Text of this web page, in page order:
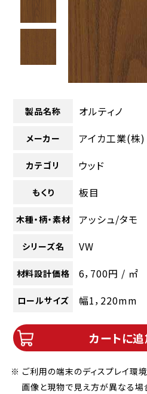
製品名称 オルティノ
メーカー アイカ工業(株)
カテゴリ ウッド
もくり 板目
木種・柄・素材 アッシュ/タモ
シリーズ名 VW
材料設計価格 6，700円 / ㎡
ロールサイズ 幅1，220mm
カートに
※ ご利用の端末のディスプレイ環
画像と現物で見え方が異なる場